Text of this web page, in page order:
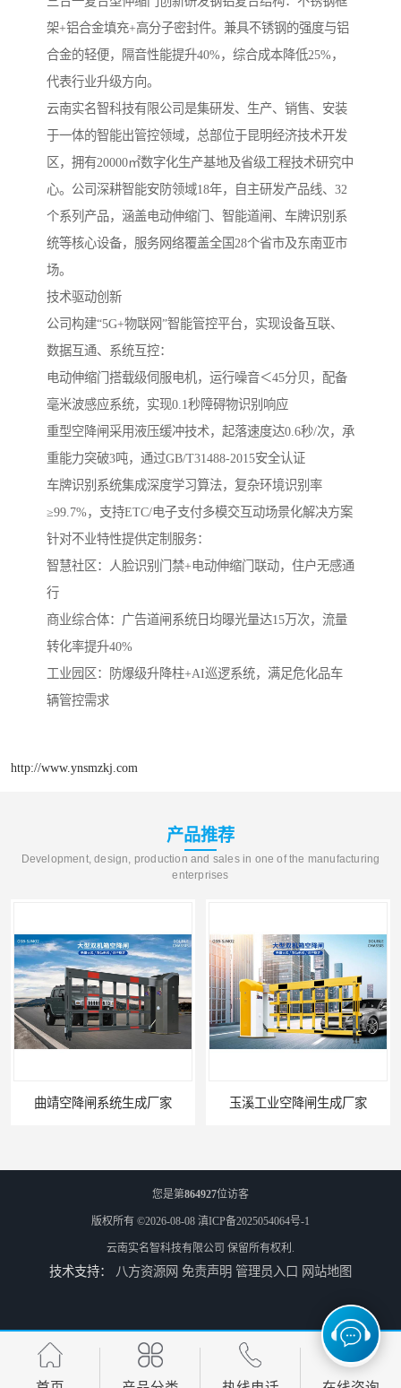
架+铝合金填充+高分子密封件。兼具不锈钢的强度与铝
合金的轻便，隔音性能提升40%，综合成本降低25%，
代表行业升级方向。
云南实名智科技有限公司是集研发、生产、销售、安装
于一体的智能出管控领域，总部位于昆明经济技术开发
区，拥有20000㎡数字化生产基地及省级工程技术研究中
心。公司深耕智能安防领域18年，自主研发产品线、32
个系列产品，涵盖电动伸缩门、智能道闸、车牌识别系
统等核心设备，服务网络覆盖全国28个省市及东南亚市
场。
‌技术驱动创新‌
公司构建“5G+物联网”智能管控平台，实现设备互联、
数据互通、系统互控：
电动伸缩门搭载级伺服电机，运行噪音＜45分贝，配备
毫米波感应系统，实现0.1秒障碍物识别响应
重型空降闸采用液压缓冲技术，起落速度达0.6秒/次，承
重能力突破3吨，通过GB/T31488-2015安全认证
车牌识别系统集成深度学习算法，复杂环境识别率
≥99.7%，支持ETC/电子支付多模交互动场景化解决方案‌
针对不业特性提供定制服务：
‌智慧社区‌：人脸识别门禁+电动伸缩门联动，住户无感通
行
‌商业综合体‌：广告道闸系统日均曝光量达15万次，流量
转化率提升40%
‌工业园区‌：防爆级升降柱+AI巡逻系统，满足危化品车
辆管控需求
http://www.ynsmzkj.com
产品推荐
Development, design, production and sales in one of the manufacturing
enterprises
曲靖空降闸系统生成厂家 玉溪工业空降闸生成厂家
德宏工业闸门厂家 普洱大型闸门厂家
您是第864927位访客
版权所有 ©2026-08-08 滇ICP备2025054064号-1
云南实名智科技有限公司 保留所有权利.
技术支持： 八方资源网 免责声明 管理员入口 网站地图